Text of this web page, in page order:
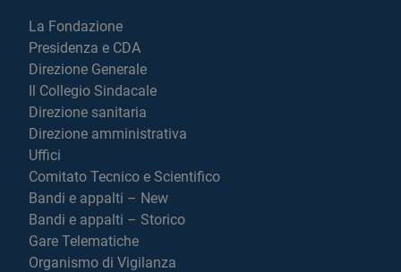
La Fondazione
Presidenza e CDA
Direzione Generale
Il Collegio Sindacale
Direzione sanitaria
Direzione amministrativa
Uffici
Comitato Tecnico e Scientifico
Bandi e appalti – New
Bandi e appalti – Storico
Gare Telematiche
Organismo di Vigilanza